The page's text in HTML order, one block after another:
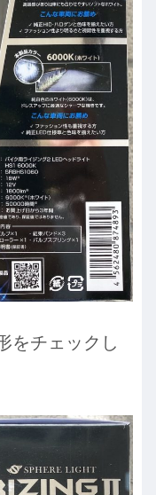
をチェックし